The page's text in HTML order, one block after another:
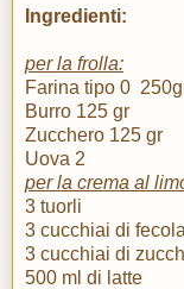
Ingredienti:
per la frolla:
Farina tipo 0
Burro 125 gr
Zucchero 125 gr
Uova 2
per la crema al
3 tuorli
3 cucchiai di
3 cucchiai di
500 ml di latte